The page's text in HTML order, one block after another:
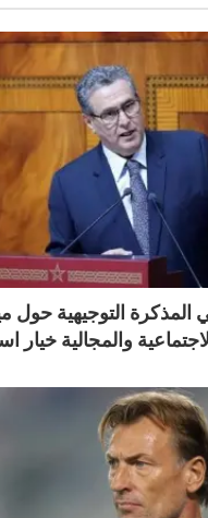
والمجالية خيار